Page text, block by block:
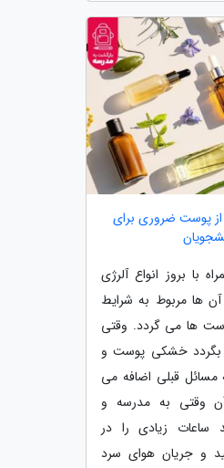
از پوست ضروری برای
با بروز انواع آلرژی
ها مربوط به شرایط
ها می گردد. وقتی
بگردد خشکی پوست و
قبلی اضافه می
وقتی به مدرسه و
ساعات زیادی را در
و جریان هوای سرد